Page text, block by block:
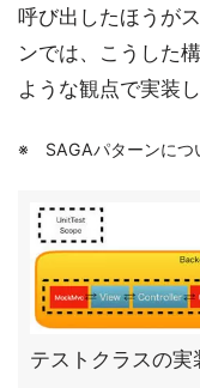
呼び出したほうが
ンでは、こうした
ような観点で実装
※ SAGAパターンにつ
テストクラスの実